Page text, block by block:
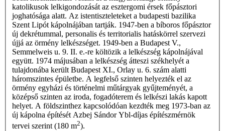
katolikusok lelkigondozását az esztergomi érsek főpásztori
joghatósága alatt. Az istentiszteleteket a budapesti bazilika
Szent Lipót kápol­nájában tartják. 1947-ben a bíboros főpásztor
új dekrétummal, personalis és territorialis hatáskörrel szervezi
újjá az örmény lelkészséget. 1949-ben a Budapest V.,
Semmelweis u. 9. II. e.-re költözik a lelkészség kápol­nájával
együtt. 1974 májusában a lelkészség átteszi székhelyét a
tulajdonába került Budapest XI., Orlay u. 6. szám alatti
háromszintes épületbe. A legfelső szinten helyezték el az
örmény egyházi és történelmi műtárgyak gyűjteményét, a
középső szinten az iroda, fogadóterem és lelkészi lakás kapott
helyet. A földszinthez kapcsolódóan kezdték meg 1973-ban az
új kápolna építését Azbej Sándor Ybl-díjas építészmérnök
tervei szerint (180 m2).